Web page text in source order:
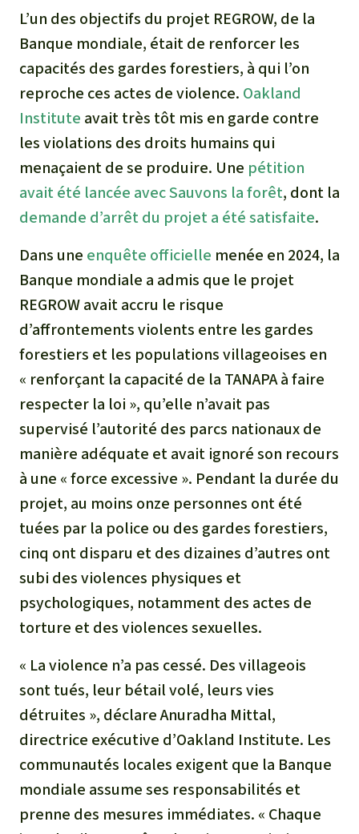
L’un des objectifs du projet REGROW, de la
Banque mondiale, était de renforcer les
capacités des gardes forestiers, à qui l’on
reproche ces actes de violence. Oakland
Institute avait très tôt mis en garde contre
les violations des droits humains qui
menaçaient de se produire. Une pétition
avait été lancée avec Sauvons la forêt, dont la
demande d’arrêt du projet a été satisfaite.
Dans une enquête officielle menée en 2024, la
Banque mondiale a admis que le projet
REGROW avait accru le risque
d’affrontements violents entre les gardes
forestiers et les populations villageoises en
« renforçant la capacité de la TANAPA à faire
respecter la loi », qu’elle n’avait pas
supervisé l’autorité des parcs nationaux de
manière adéquate et avait ignoré son recours
à une « force excessive ». Pendant la durée du
projet, au moins onze personnes ont été
tuées par la police ou des gardes forestiers,
cinq ont disparu et des dizaines d’autres ont
subi des violences physiques et
psychologiques, notamment des actes de
torture et des violences sexuelles.
« La violence n’a pas cessé. Des villageois
sont tués, leur bétail volé, leurs vies
détruites », déclare Anuradha Mittal,
directrice exécutive d’Oakland Institute. Les
communautés locales exigent que la Banque
mondiale assume ses responsabilités et
prenne des mesures immédiates. « Chaque